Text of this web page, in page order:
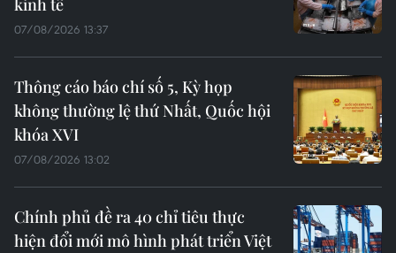
kinh tế
07/08/2026 13:37
Thông cáo báo chí số 5, Kỳ họp
không thường lệ thứ Nhất, Quốc hội
khóa XVI
07/08/2026 13:02
Chính phủ đề ra 40 chỉ tiêu thực
hiện đổi mới mô hình phát triển Việt